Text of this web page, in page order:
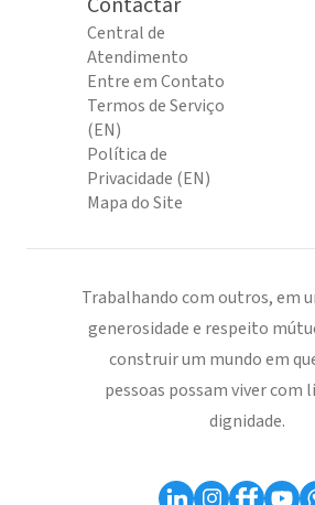
Central de
Atendimento
Entre em Contato
Termos de Serviço
(EN)
Política de
Privacidade (EN)
Mapa do Site
Trabalhando com outros, em
generosidade e respeito
construir um mundo em
pessoas possam viver com
dignidade.